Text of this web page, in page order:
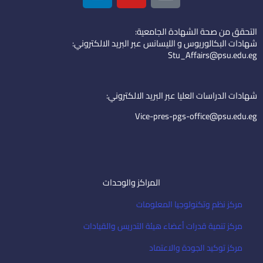
o
n
-
e
i
l
u
u
b
n
e
d
التحقق من صحة الشهادة الجامعية:
شهادات البكالوريوس و الليسانس عبر البريد الالكتروني:
Stu_Affairs@psu.edu.eg
شهادات الدراسات العليا عبر البريد الالكتروني:
Vice-pres-pgs-office@psu.edu.eg
المراكز والوحدات
مركز نظم وتكنولوجيا المعلومات
مركز تنمية قدرات أعضاء هيئة التدريس والقيادات
مركز توكيد الجودة والاعتماد